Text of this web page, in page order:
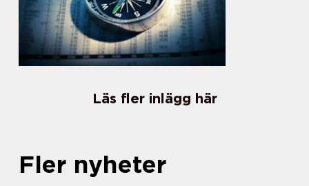
Läs fler inlägg här
Fler nyheter